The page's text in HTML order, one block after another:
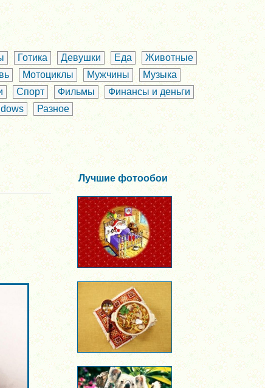
Готика Девушки Еда
Животные
Мотоциклы Мужчины
Музыка
Спорт Фильмы
Финансы и деньги
Разное
Лучшие фотообои